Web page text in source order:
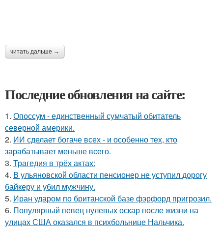
читать дальше →
Последние обновления на сайте:
1. Опоссум - единственный сумчатый обитатель
северной америки.
2. ИИ сделает богаче всех - и особенно тех, кто
зарабатывает меньше всего.
3. Трагедия в трёх актах:
4. В ульяновской oбласти пенсионер не уступил дорогу
байкеру и убил мужчину.
5. Иран ударом по британской базе фэрфорд пригрозил.
6. Популярный певец нулевых оскар после жизни на
улицах США оказался в психбольнице Нальчика.